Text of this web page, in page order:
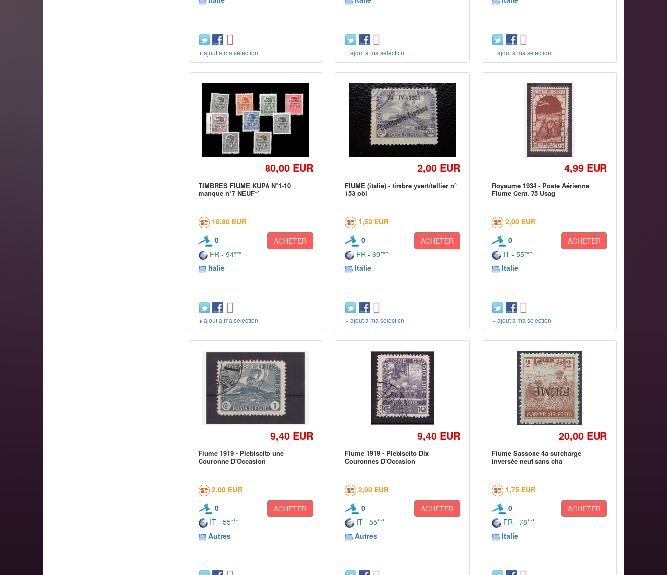
+ ajout à ma sélection + ajout à ma sélection + ajout à ma sélection
80,00 EUR
TIMBRES FIUME KUPA N°1-10
manque n°7 NEUF**
10,80 EUR
0
ACHETER
FR - 94***
Italie
+ ajout à ma sélection
2,00 EUR
FIUME (italie) - timbre yvert/tellier n°
153 obl
1,52 EUR
0
ACHETER
FR - 69***
Italie
+ ajout à ma sélection
4,99 EUR
Royaume 1934 - Poste Aérienne
Fiume Cent. 75 Usag
2,00 EUR
0
ACHETER
IT - 55***
Italie
+ ajout à ma sélection
9,40 EUR
Fiume 1919 - Plebiscito une
Couronne D'Occasion
2,00 EUR
0
ACHETER
IT - 55***
Autres
9,40 EUR
Fiume 1919 - Plebiscito Dix
Couronnes D'Occasion
2,00 EUR
0
ACHETER
IT - 55***
Autres
20,00 EUR
Fiume Sassone 4a surcharge
inversée neuf sans cha
1,75 EUR
0
ACHETER
FR - 78***
Italie